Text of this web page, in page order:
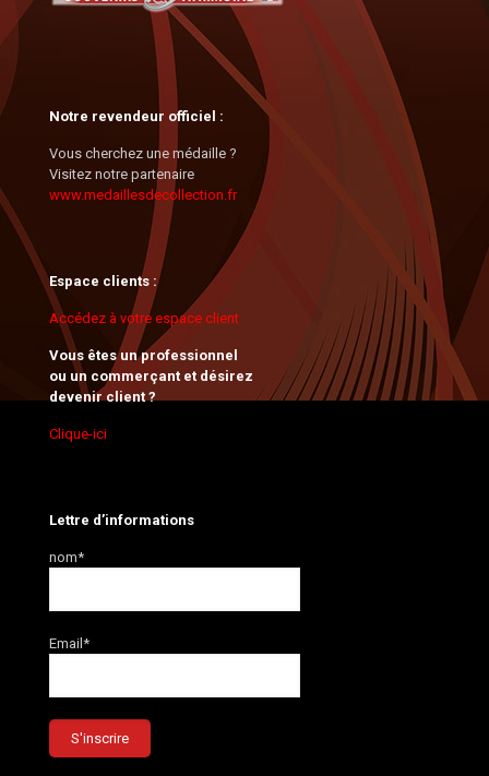
Notre revendeur officiel :
Vous cherchez une médaille ?
Visitez notre partenaire
www.medaillesdecollection.fr
Espace clients :
Accédez à votre espace client
Vous êtes un professionnel
ou un commerçant et désirez
devenir client ?
Clique-ici
Lettre d’informations
nom*
Email*